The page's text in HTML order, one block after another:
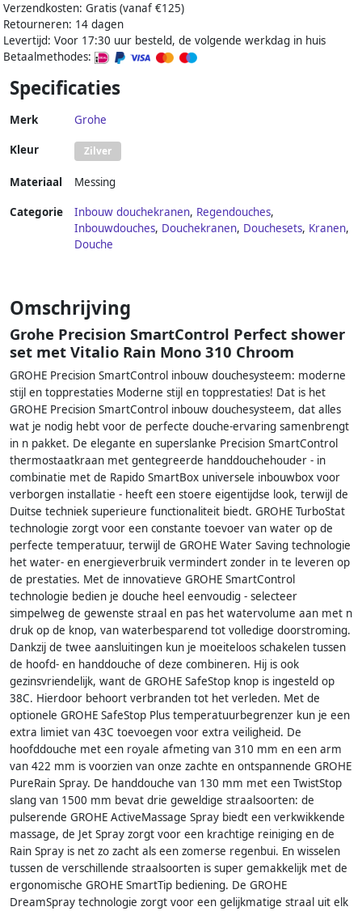
Verzendkosten: Gratis (vanaf €125)
Retourneren: 14 dagen
Levertijd: Voor 17:30 uur besteld, de volgende werkdag in huis
Betaalmethodes:
Specificaties
Merk Grohe
Kleur Zilver
Materiaal Messing
Categorie Inbouw douchekranen, Regendouches,
Inbouwdouches, Douchekranen, Douchesets, Kranen,
Douche
Omschrijving
Grohe Precision SmartControl Perfect shower
set met Vitalio Rain Mono 310 Chroom
GROHE Precision SmartControl inbouw douchesysteem: moderne
stijl en topprestaties Moderne stijl en topprestaties! Dat is het
GROHE Precision SmartControl inbouw douchesysteem, dat alles
wat je nodig hebt voor de perfecte douche-ervaring samenbrengt
in n pakket. De elegante en superslanke Precision SmartControl
thermostaatkraan met gentegreerde handdouchehouder - in
combinatie met de Rapido SmartBox universele inbouwbox voor
verborgen installatie - heeft een stoere eigentijdse look, terwijl de
Duitse techniek superieure functionaliteit biedt. GROHE TurboStat
technologie zorgt voor een constante toevoer van water op de
perfecte temperatuur, terwijl de GROHE Water Saving technologie
het water- en energieverbruik vermindert zonder in te leveren op
de prestaties. Met de innovatieve GROHE SmartControl
technologie bedien je douche heel eenvoudig - selecteer
simpelweg de gewenste straal en pas het watervolume aan met n
druk op de knop, van waterbesparend tot volledige doorstroming.
Dankzij de twee aansluitingen kun je moeiteloos schakelen tussen
de hoofd- en handdouche of deze combineren. Hij is ook
gezinsvriendelijk, want de GROHE SafeStop knop is ingesteld op
38C. Hierdoor behoort verbranden tot het verleden. Met de
optionele GROHE SafeStop Plus temperatuurbegrenzer kun je een
extra limiet van 43C toevoegen voor extra veiligheid. De
hoofddouche met een royale afmeting van 310 mm en een arm
van 422 mm is voorzien van onze zachte en ontspannende GROHE
PureRain Spray. De handdouche van 130 mm met een TwistStop
slang van 1500 mm bevat drie geweldige straalsoorten: de
pulserende GROHE ActiveMassage Spray biedt een verkwikkende
massage, de Jet Spray zorgt voor een krachtige reiniging en de
Rain Spray is net zo zacht als een zomerse regenbui. En wisselen
tussen de verschillende straalsoorten is super gemakkelijk met de
ergonomische GROHE SmartTip bediening. De GROHE
DreamSpray technologie zorgt voor een gelijkmatige straal uit elk